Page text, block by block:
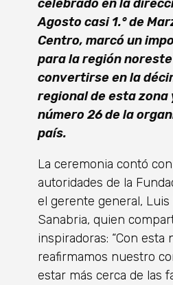
celebrado en la
Agosto casi 1.° de
Centro, marcó un
para la región
convertirse en la
regional de esta zona
número 26 de la
país.
La ceremonia contó
autoridades de la
el gerente general, Luis
Sanabria, quien
inspiradoras: “Con esta
reafirmamos nuestro
estar más cerca de las